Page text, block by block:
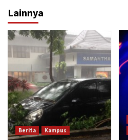
Lainnya
Berita Kampus